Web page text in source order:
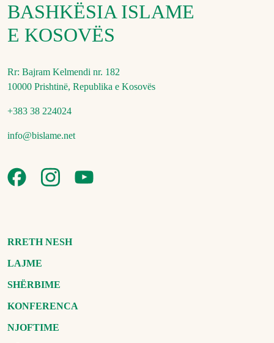
BASHKËSIA ISLAME
E KOSOVËS
Rr: Bajram Kelmendi nr. 182
10000 Prishtinë, Republika e Kosovës
+383 38 224024
info@bislame.net
RRETH NESH
LAJME
SHËRBIME
KONFERENCA
NJOFTIME